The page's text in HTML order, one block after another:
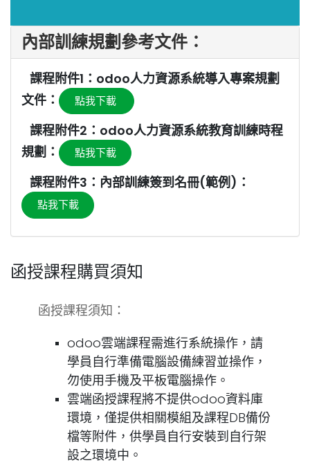
內部訓練規劃參考文件：
課程附件1：odoo人力資源系統導入專案規劃
文件：
點我下載
課程附件2：odoo人力資源系統教育訓練時程
規劃：
點我下載
課程附件3：內部訓練簽到名冊(範例)：
點我下載
函授課程購買須知
函授課程須知：
odoo雲端課程需進行系統操作，請
學員自行準備電腦設備練習並操作，
勿使用手機及平板電腦操作。
雲端函授課程將不提供odoo資料庫
環境，僅提供相關模組及課程DB備份
檔等附件，供學員自行安裝到自行架
設之環境中。